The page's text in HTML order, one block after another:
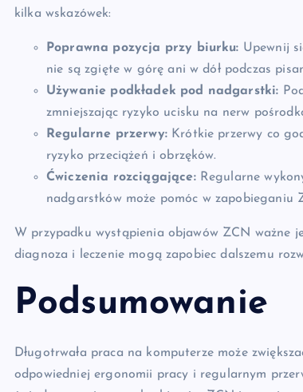
kilka wskazówek:
Poprawna pozycja przy biurku: Upewnij
nie są zgięte w górę ani w dół podczas
Używanie podkładek pod nadgarstki:
zmniejszając ryzyko ucisku na nerw
Regularne przerwy:Krótkie przerwy co
ryzyko przeciążeń i obrzęków.
Ćwiczenia rozciągające:Regularne
nadgarstków może pomóc w zapobieganiu
W przypadku wystąpienia objawów ZCN ważne
diagnoza i leczenie mogą zapobiec dalszemu
Podsumowanie
Długotrwała praca na komputerze może
odpowiedniej ergonomii pracy i regularnym